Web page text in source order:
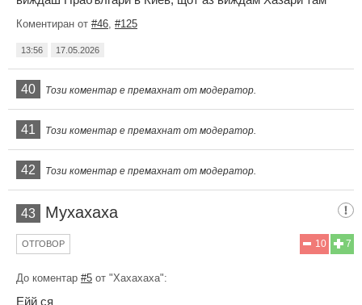
Коментиран от #46 #125
13:56 17.05.2026
40 Този коментар е премахнат от модератор.
41 Този коментар е премахнат от модератор.
42 Този коментар е премахнат от модератор.
43 Мухахаха
7
10
ОТГОВОР
До коментар #5 от "Хахахаха":
Ейй ся